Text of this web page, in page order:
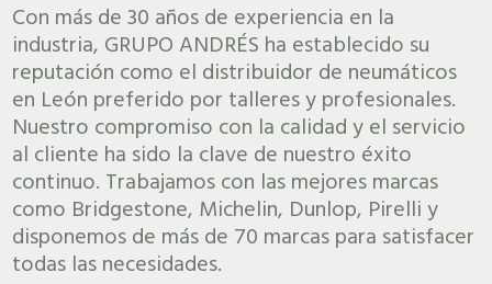
Con más de 30 años de experiencia en la
industria, GRUPO ANDRÉS ha establecido su
reputación como el distribuidor de neumáticos
en León preferido por talleres y profesionales.
Nuestro compromiso con la calidad y el servicio
al cliente ha sido la clave de nuestro éxito
continuo. Trabajamos con las mejores marcas
como Bridgestone, Michelin, Dunlop, Pirelli y
disponemos de más de 70 marcas para satisfacer
todas las necesidades.